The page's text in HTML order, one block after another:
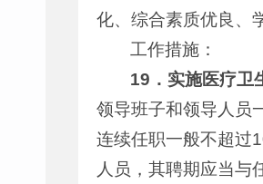
化、综合素质优良、
工作措施：
19 ． 实施医疗卫
领导班子和领导人员
连续任职一般不超过
人员，其聘期应当与